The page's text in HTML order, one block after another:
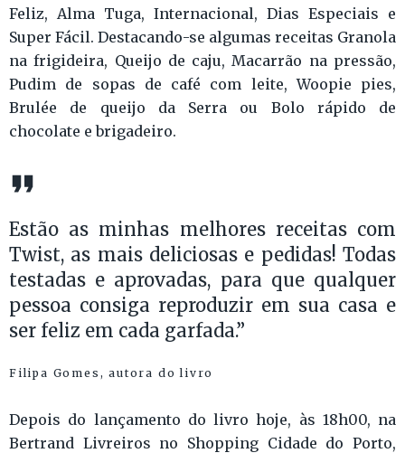
Feliz, Alma Tuga, Internacional, Dias Especiais e
Super Fácil. Destacando-se algumas receitas Granola
na frigideira, Queijo de caju, Macarrão na pressão,
Pudim de sopas de café com leite, Woopie pies,
Brulée de queijo da Serra ou Bolo rápido de
chocolate e brigadeiro.
Estão as minhas melhores receitas com
Twist, as mais deliciosas e pedidas! Todas
testadas e aprovadas, para que qualquer
pessoa consiga reproduzir em sua casa e
ser feliz em cada garfada.”
Filipa Gomes, autora do livro
Depois do lançamento do livro hoje, às 18h00, na
Bertrand Livreiros no Shopping Cidade do Porto,